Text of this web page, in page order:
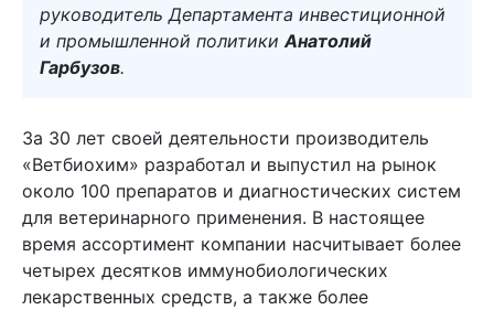
руководитель Департамента инвестиционной
и промышленной политики Анатолий
Гарбузов.
За 30 лет своей деятельности производитель
«Ветбиохим» разработал и выпустил на рынок
около 100 препаратов и диагностических систем
для ветеринарного применения. В настоящее
время ассортимент компании насчитывает более
четырех десятков иммунобиологических
лекарственных средств, а также более